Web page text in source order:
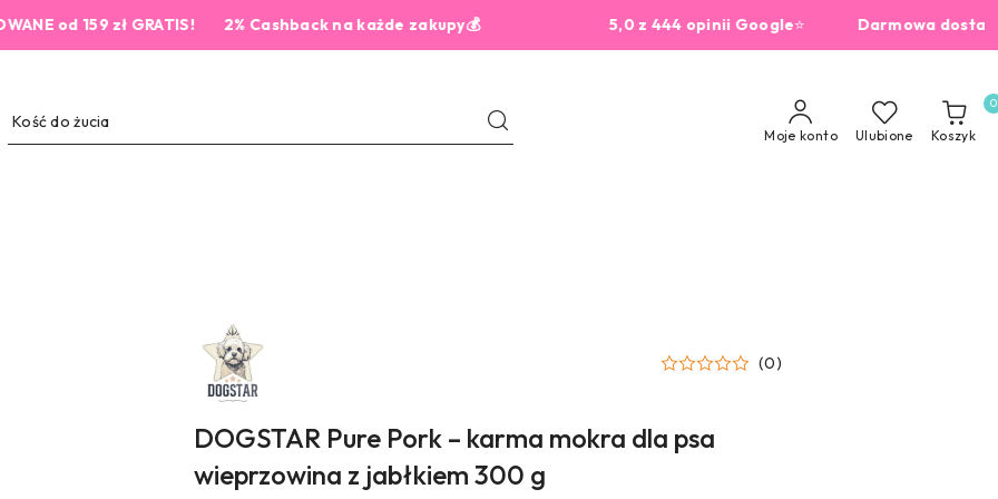
159 zł GRATIS! 2% Cashback na każde zakupy💰 5,0 z 444 opinii Google⭐Darmowa dostawa od
Moje konto Ulubione Koszyk
0
NAZWA
PRODUCENTA:
DOGSTAR (0)
DOGSTAR Pure Pork – karma mokra dla psa
wieprzowina z jabłkiem 300 g